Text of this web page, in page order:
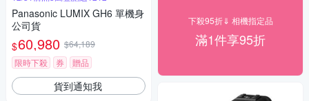
Panasonic LUMIX GH6 單機身
公司貨
$60,980 $64,189
限時下殺
券 贈品
貨到通知我
下殺95折⇓ 相機指定品
滿1件享95折